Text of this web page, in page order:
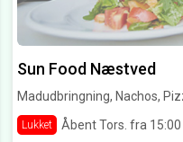
Sun Food Næstved
Madudbringning, Nachos,
Lukket Åbent Tors. fra 15:00